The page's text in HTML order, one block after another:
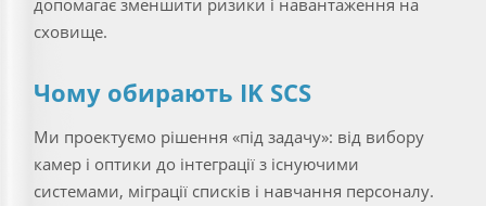
допомагає зменшити ризики і навантаження на
сховище.
Чому обирають IK SCS
Ми проектуємо рішення «під задачу»: від вибору
камер і оптики до інтеграції з існуючими
системами, міграції списків і навчання персоналу.